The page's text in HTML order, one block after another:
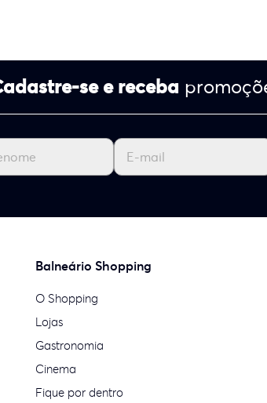
se e receba
Balneário Shopping
O Shopping
Lojas
Gastronomia
Cinema
Fique por dentro